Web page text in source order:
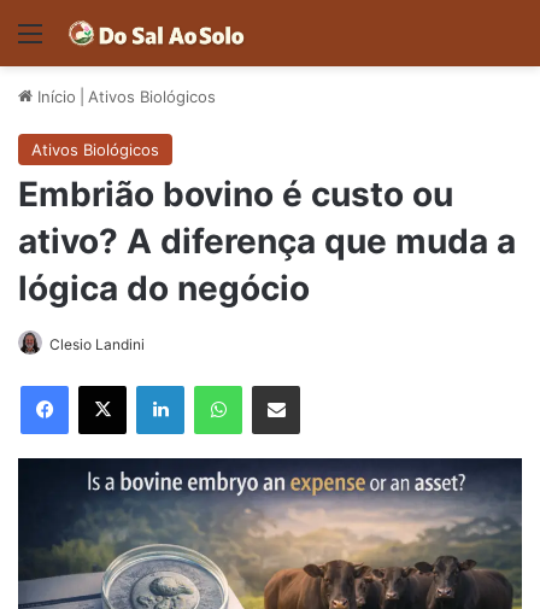
Menu
Início Ativos Biológicos
Ativos Biológicos
Embrião bovino é custo ou
ativo? A diferença que muda a
lógica do negócio
Clesio Landini
Facebook
X LinkedinWhatsAppCompartilhar via e-mail